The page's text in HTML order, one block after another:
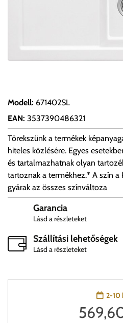
Modell: 671402SL
EAN: 3537390486321
Törekszünk a termékek
hiteles közlésére. Egyes
és tartalmazhatnak olyan
tartoznak a termékhez.* A szín
gyárak az összes színváltoza
Garancia
Lásd a részleteket
Szállítási lehetőségek
Lásd a részleteket
2-10